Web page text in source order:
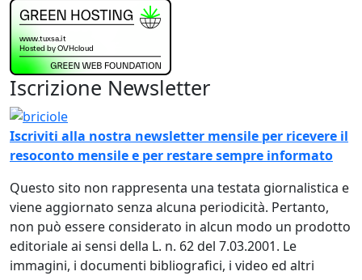
Iscrizione Newsletter
Immagine
Iscriviti alla nostra newsletter mensile per ricevere il
resoconto mensile e per restare sempre informato
Questo sito non rappresenta una testata giornalistica e
viene aggiornato senza alcuna periodicità. Pertanto,
non può essere considerato in alcun modo un prodotto
editoriale ai sensi della L. n. 62 del 7.03.2001. Le
immagini, i documenti bibliografici, i video ed altri